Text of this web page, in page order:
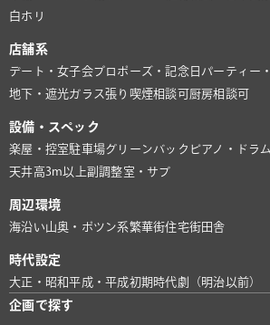
白ホリ
店舗系
デート・女子会プロポーズ・記念日 パーティー
地下・遮光ガラス張り 喫煙相談可厨房相談可
設備・スペック
楽屋・控室駐車場グリーンバック ピアノ・ドラ
天井高3m以上副調整室・サブ
周辺環境
海沿い山奥・ポツン系繁華街住宅街田舎
時代設定
大正・昭和平成・平成初期時代劇（明治以前）
企画で探す